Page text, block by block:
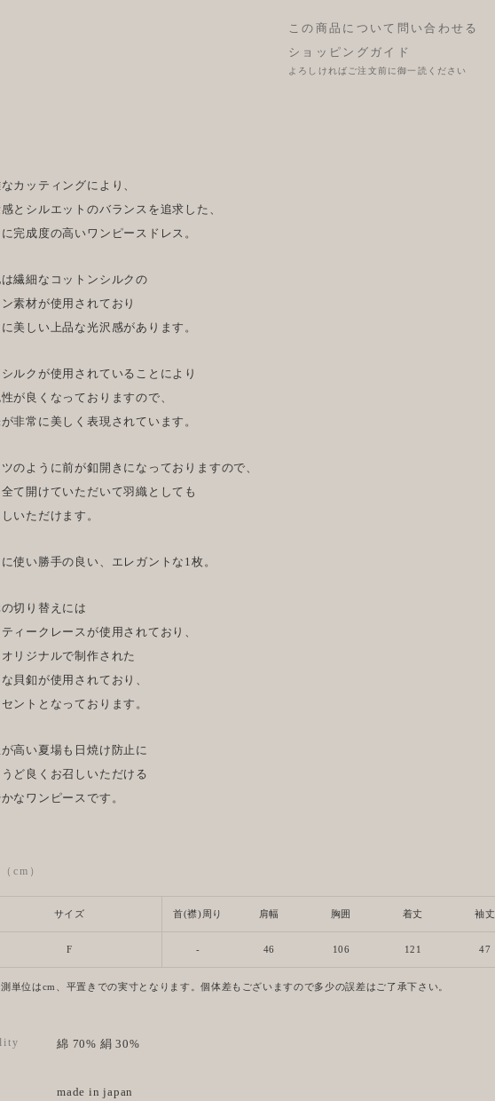
この商品について問い合わせる
ショッピングガイド
よろしければご注文前に御一読ください
カッティングにより、
とシルエットのバランスを追求した、
完成度の高いワンピースドレス。
繊細なコットンシルクの
素材が使用されており
美しい上品な光沢感があります。
ルクが使用されていることにより
が良くなっておりますので、
非常に美しく表現されています。
のように前が釦開きになっておりますので、
て開けていただいて羽織としても
いただけます。
使い勝手の良い、エレガントな1枚。
切り替えには
ィークレースが使用されており、
リジナルで制作された
貝釦が使用されており、
ントとなっております。
高い夏場も日焼け防止に
ど良くお召しいただける
なワンピースです。
cm）
サイズ 首(襟)周り 肩幅 胸囲 着丈 袖丈
F - 46 106 121 47
単位はcm、平置きでの実寸となります。個体差もございますので多少の誤差はご了承下さい。
綿 70% 絹 30%
made in japan